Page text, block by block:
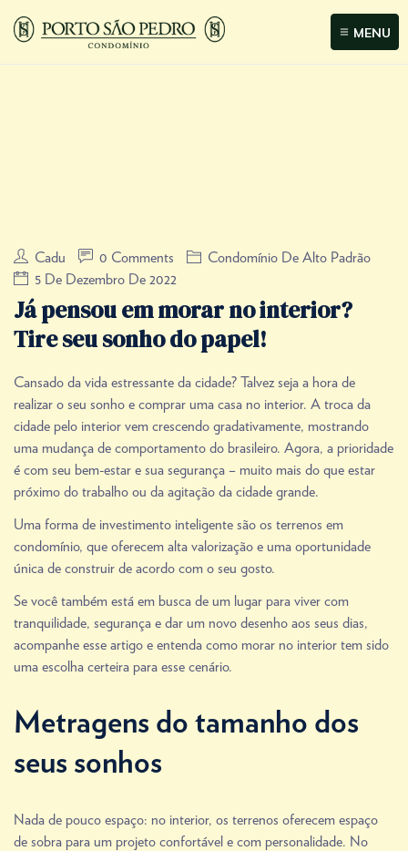
MENU
Cadu 0 Comments
Condomínio De Alto Padrão
5 De Dezembro De 2022
Já pensou em morar no interior?
Tire seu sonho do papel!
Cansado da vida estressante da cidade? Talvez seja a hora de
realizar o seu sonho e comprar uma casa no interior. A troca da
cidade pelo interior vem crescendo gradativamente, mostrando
uma mudança de comportamento do brasileiro. Agora, a prioridade
é com seu bem-estar e sua segurança – muito mais do que estar
próximo do trabalho ou da agitação da cidade grande.
Uma forma de investimento inteligente são os terrenos em
condomínio, que oferecem alta valorização e uma oportunidade
única de construir de acordo com o seu gosto.
Se você também está em busca de um lugar para viver com
tranquilidade, segurança e dar um novo desenho aos seus dias,
acompanhe esse artigo e entenda como morar no interior tem sido
uma escolha certeira para esse cenário.
Metragens do tamanho dos
seus sonhos
Nada de pouco espaço: no interior, os terrenos oferecem espaço
de sobra para um projeto confortável e com personalidade. No